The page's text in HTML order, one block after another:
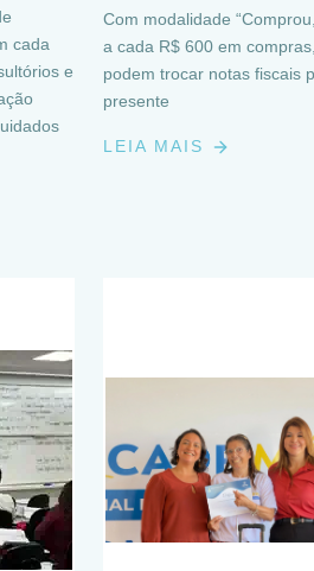
cada
e
Com modalidade
a cada R$ 600 em
podem trocar notas fiscais
presente
LEIA MAIS